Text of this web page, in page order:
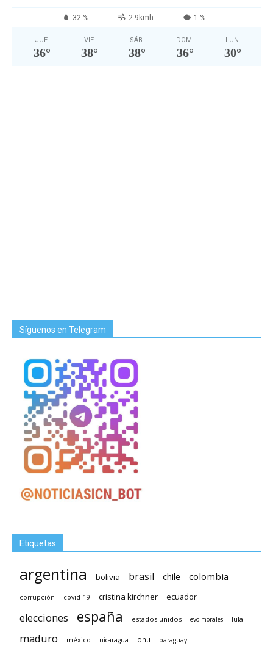
32 % 2.9kmh 1 %
JUE
36°
VIE
38°
SÁB
38°
DOM
36°
LUN
30°
Síguenos en Telegram
Etiquetas
argentina bolivia brasil chile colombia
corrupción covid-19 cristina kirchner ecuador
elecciones españa estados unidos evo morales lula
maduro méxico nicaragua onu paraguay